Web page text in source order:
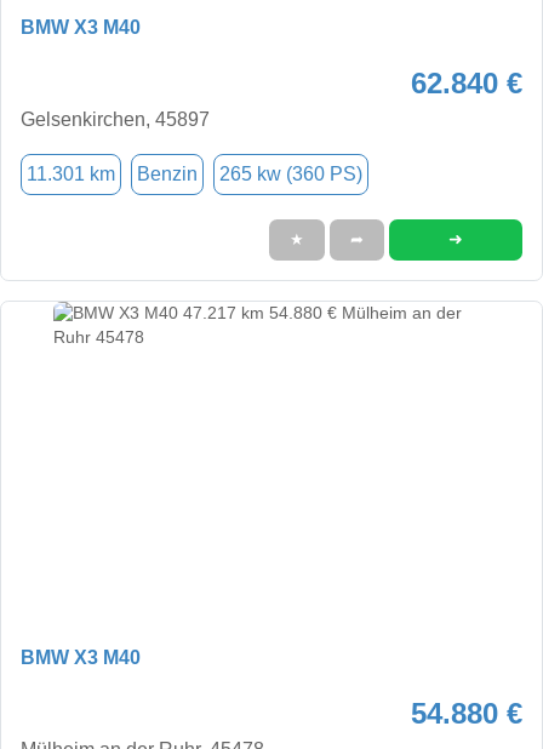
BMW X3 M40
62.840 €
Gelsenkirchen, 45897
11.301 km Benzin 265 kw (360 PS)
★ ➦ ➜
BMW X3 M40
54.880 €